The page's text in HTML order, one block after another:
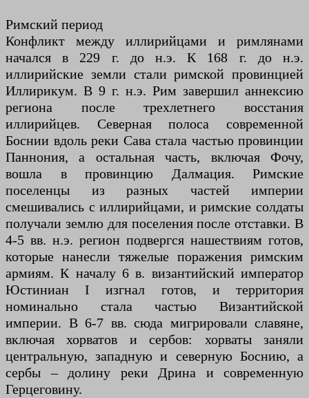
Римский период
Конфликт между иллирийцами и римлянами
начался в 229 г. до н.э. К 168 г. до н.э.
иллирийские земли стали римской провинцией
Иллирикум. В 9 г. н.э. Рим завершил аннексию
региона после трехлетнего восстания
иллирийцев. Северная полоса современной
Боснии вдоль реки Сава стала частью провинции
Паннония, а остальная часть, включая Фочу,
вошла в провинцию Далмация. Римские
поселенцы из разных частей империи
смешивались с иллирийцами, и римские солдаты
получали землю для поселения после отставки. В
4-5 вв. н.э. регион подвергся нашествиям готов,
которые нанесли тяжелые поражения римским
армиям. К началу 6 в. византийский император
Юстиниан I изгнал готов, и территория
номинально стала частью Византийской
империи. В 6-7 вв. сюда мигрировали славяне,
включая хорватов и сербов: хорваты заняли
центральную, западную и северную Боснию, а
сербы – долину реки Дрина и современную
Герцеговину.